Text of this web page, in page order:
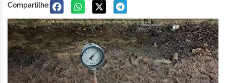
Compartilhe: